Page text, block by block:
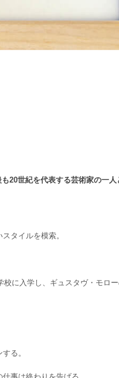
20世紀を代表する芸術家の一
タイルを模索。
に入学し、ギュスタヴ・モロー
る。